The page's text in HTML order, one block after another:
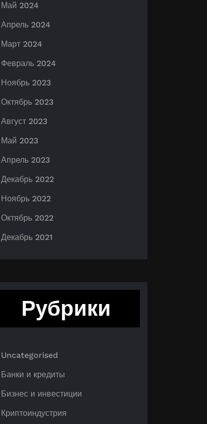
Май 2024
Апрель 2024
Март 2024
Февраль 2024
Ноябрь 2023
Октябрь 2023
Август 2023
Май 2023
Апрель 2023
Декабрь 2022
Ноябрь 2022
Октябрь 2022
Декабрь 2021
Рубрики
Uncategorised
Банки и кредиты
Бизнес и инвестиции
Криптоиндустрия